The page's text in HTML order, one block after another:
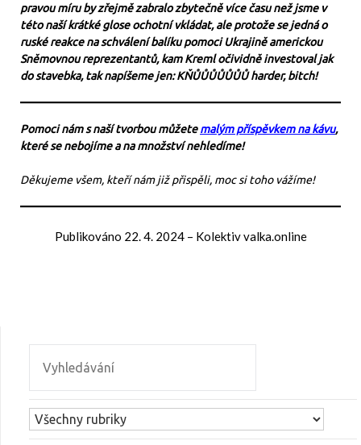
pravou míru by zřejmě zabralo zbytečně více času než jsme v
této naší krátké glose ochotní vkládat, ale protože se jedná o
ruské reakce na schválení balíku pomoci Ukrajině americkou
Sněmovnou reprezentantů, kam Kreml očividně investoval jak
do stavebka, tak napíšeme jen: KŇŮŮŮŮŮŮŮ harder, bitch!
Pomoci nám s naší tvorbou můžetemalým příspěvkem na kávu,
které se nebojíme a na množství nehledíme!
Děkujeme všem, kteří nám již přispěli, moc si toho vážíme!
Publikováno 22. 4. 2024– Kolektiv valka.online